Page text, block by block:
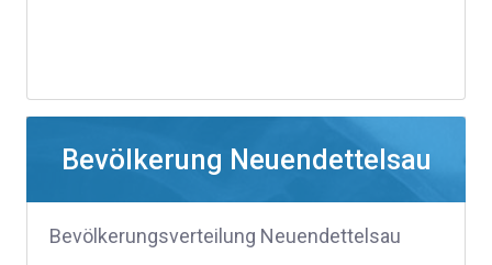
Bevölkerung Neuendettelsau
Bevölkerungsverteilung Neuendettelsau